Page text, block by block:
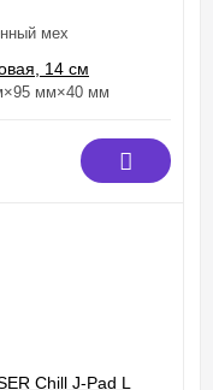
мех
мм×40 мм